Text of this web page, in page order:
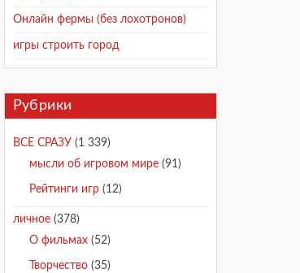
Онлайн фермы (без лохотронов)
игры строить город
Рубрики
ВСЕ СРАЗУ (1 339)
мысли об игровом мире(91)
Рейтинги игр(12)
личное(378)
О фильмах(52)
Творчество(35)